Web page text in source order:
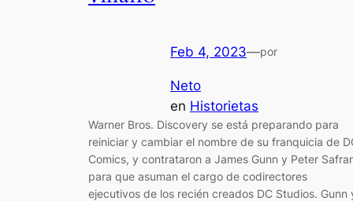
Feb 4, 2023—por
Neto
en Historietas
Warner Bros. Discovery se está preparando para
reiniciar y cambiar el nombre de su franquicia de
Comics, y contrataron a James Gunn y Peter
para que asuman el cargo de codirectores
ejecutivos de los recién creados DC Studios. Gunn